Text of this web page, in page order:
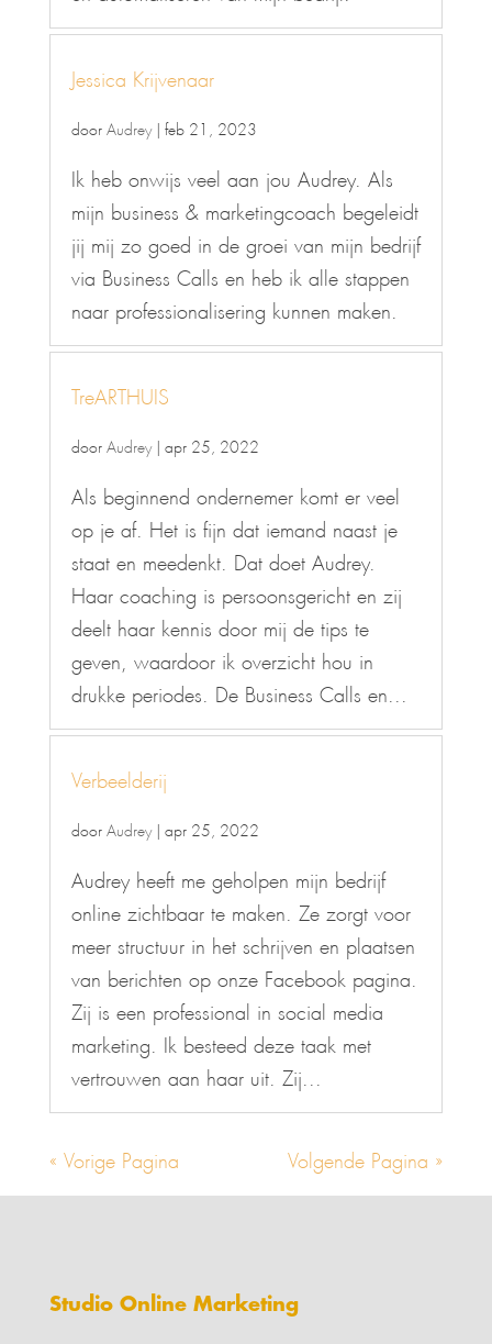
Jessica Krijvenaar
Audrey feb 21, 2023
Ik heb onwijs veel aan jou Audrey. Als
mijn business & marketingcoach begeleidt
jij mij zo goed in de groei van mijn bedrijf
via Business Calls en heb ik alle stappen
naar professionalisering kunnen maken.
TreARTHUIS
Audrey apr 25, 2022
Als beginnend ondernemer komt er veel
op je af. Het is fijn dat iemand naast je
staat en meedenkt. Dat doet Audrey.
Haar coaching is persoonsgericht en zij
deelt haar kennis door mij de tips te
geven, waardoor ik overzicht hou in
drukke periodes. De Business Calls en...
Verbeelderij
Audrey apr 25, 2022
Audrey heeft me geholpen mijn bedrijf
online zichtbaar te maken. Ze zorgt voor
meer structuur in het schrijven en plaatsen
van berichten op onze Facebook pagina.
Zij is een professional in social media
marketing. Ik besteed deze taak met
vertrouwen aan haar uit. Zij...
« Vorige Pagina Volgende Pagina »
Studio Online Marketing